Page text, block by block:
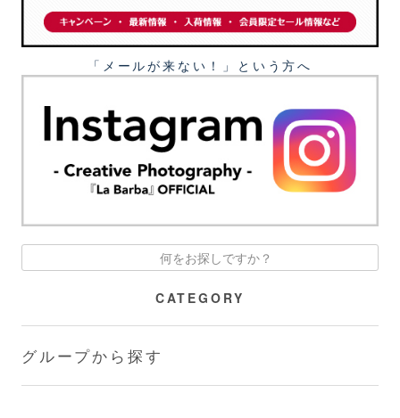
「メールが来ない！」という⽅へ
CATEGORY
グループから探す